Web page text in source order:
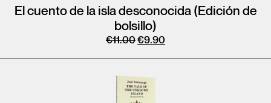
El cuento de la isla desconocida (Edición de
bolsillo)
€11.00€9.90